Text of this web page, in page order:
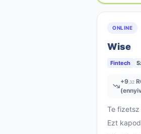
ONLINE
Wise
Fintech
+9 ,32
Te fizetsz
Ezt kapod